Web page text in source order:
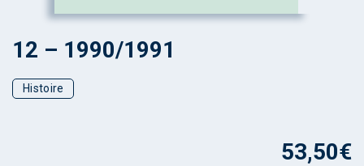
12 – 1990/1991
Histoire
53,50€